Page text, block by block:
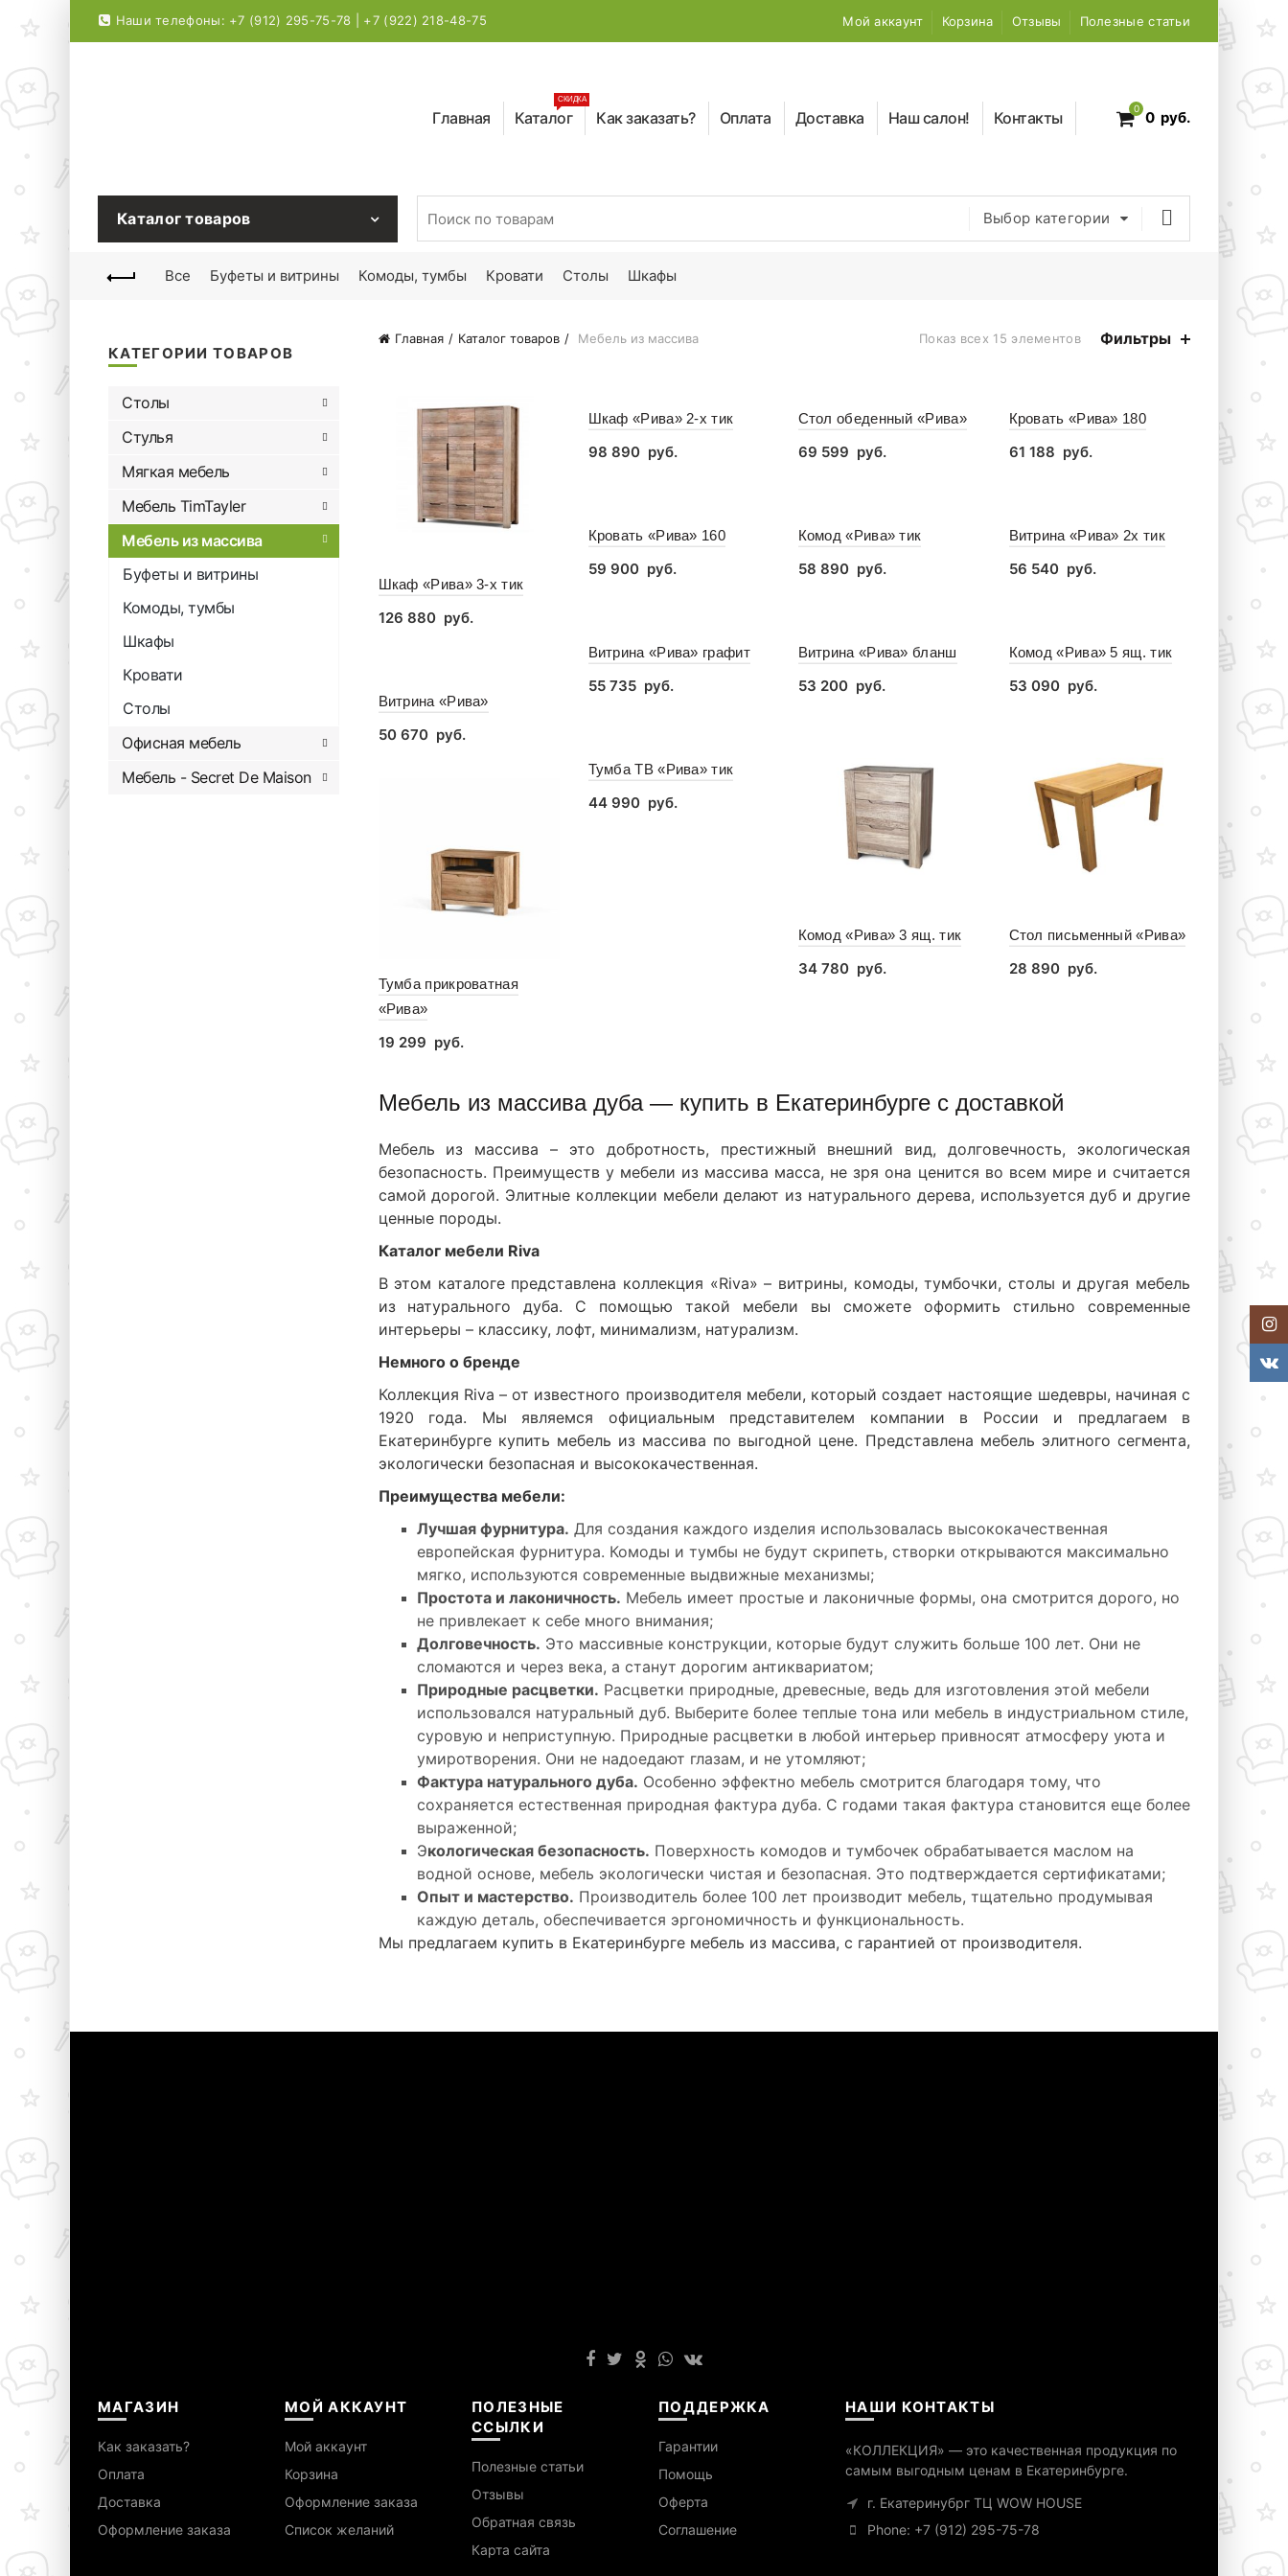
Наши телефоны: +7 (912) 295-75-78 | +7 (922) 218-48-75 Мой аккаунт Корзина Отзывы Полезные статьи
Главная Каталог
СКИДКА
Как заказать? Оплата Доставка Наш салон! Контакты 0 0 руб.
Каталог товаров Выбор категории
Все Буфеты и витрины Комоды, тумбы Кровати Столы Шкафы
Главная Каталог товаров Мебель из массива Показ всех 15 элементов Фильтры
Шкаф «Рива» 3-x тик
126 880 руб.
Шкаф «Рива» 2-x тик
98 890 руб.
Стол обеденный «Рива»
69 599 руб.
Кровать «Рива» 180
61 188 руб.
Кровать «Рива» 160
59 900 руб.
Комод «Рива» тик
58 890 руб.
Витрина «Рива» 2x тик
56 540 руб.
Витрина «Рива» графит
55 735 руб.
Витрина «Рива» бланш
53 200 руб.
Комод «Рива» 5 ящ. тик
53 090 руб.
Витрина «Рива»
50 670 руб.
Тумба ТВ «Рива» тик
44 990 руб.
Комод «Рива» 3 ящ. тик
34 780 руб.
Стол письменный «Рива»
28 890 руб.
Тумба прикроватная
«Рива»
19 299 руб.
Мебель из массива дуба — купить в Екатеринбурге с доставкой
Мебель из массива – это добротность, престижный внешний вид, долговечность, экологическая
безопасность. Преимуществ у мебели из массива масса, не зря она ценится во всем мире и считается
самой дорогой. Элитные коллекции мебели делают из натурального дерева, используется дуб и другие
ценные породы.
Каталог мебели Riva
В этом каталоге представлена коллекция «Riva» – витрины, комоды, тумбочки, столы и другая мебель
из натурального дуба. С помощью такой мебели вы сможете оформить стильно современные
интерьеры – классику, лофт, минимализм, натурализм.
Немного о бренде
Коллекция Riva – от известного производителя мебели, который создает настоящие шедевры, начиная с
1920 года. Мы являемся официальным представителем компании в России и предлагаем в
Екатеринбурге купить мебель из массива по выгодной цене. Представлена мебель элитного сегмента,
экологически безопасная и высококачественная.
Преимущества мебели:
Лучшая фурнитура. Для создания каждого изделия использовалась высококачественная
европейская фурнитура. Комоды и тумбы не будут скрипеть, створки открываются максимально
мягко, используются современные выдвижные механизмы;
Простота и лаконичность. Мебель имеет простые и лаконичные формы, она смотрится дорого, но
не привлекает к себе много внимания;
Долговечность. Это массивные конструкции, которые будут служить больше 100 лет. Они не
сломаются и через века, а станут дорогим антиквариатом;
Природные расцветки. Расцветки природные, древесные, ведь для изготовления этой мебели
использовался натуральный дуб. Выберите более теплые тона или мебель в индустриальном стиле,
суровую и неприступную. Природные расцветки в любой интерьер привносят атмосферу уюта и
умиротворения. Они не надоедают глазам, и не утомляют;
Фактура натурального дуба. Особенно эффектно мебель смотрится благодаря тому, что
сохраняется естественная природная фактура дуба. С годами такая фактура становится еще более
выраженной;
Экологическая безопасность. Поверхность комодов и тумбочек обрабатывается маслом на
водной основе, мебель экологически чистая и безопасная. Это подтверждается сертификатами;
Опыт и мастерство. Производитель более 100 лет производит мебель, тщательно продумывая
каждую деталь, обеспечивается эргономичность и функциональность.
Мы предлагаем купить в Екатеринбурге мебель из массива, с гарантией от производителя.
КАТЕГОРИИ ТОВАРОВ
Столы
Стулья
Мягкая мебель
Мебель TimTayler
Мебель из массива
Буфеты и витрины
Комоды, тумбы
Шкафы
Кровати
Столы
Офисная мебель
Мебель - Secret De Maison
МАГАЗИН
Как заказать?
Оплата
Доставка
Оформление заказа
МОЙ АККАУНТ
Мой аккаунт
Корзина
Оформление заказа
Список желаний
ПОЛЕЗНЫЕ
ССЫЛКИ
Полезные статьи
Отзывы
Обратная связь
Карта сайта
ПОДДЕРЖКА
Гарантии
Помощь
Оферта
Cоглашение
НАШИ КОНТАКТЫ
«КОЛЛЕКЦИЯ» — это качественная продукция по
самым выгодным ценам в Екатеринбурге.
г. Екатеринубрг ТЦ WOW HOUSE
Phone: +7 (912) 295-75-78